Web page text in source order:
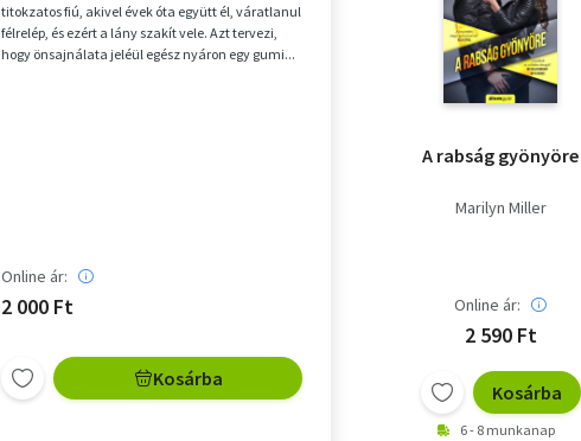
titokzatos fiú, akivel évek óta együtt él, váratlanul
félrelép, és ezért a lány szakít vele. Azt tervezi,
hogy önsajnálata jeléül egész nyáron egy gumi...
Online ár:
2 000 Ft
Kosárba
A rabság gyönyöre
Marilyn Miller
Online ár:
2 590 Ft
Kosárba
6 - 8 munkanap